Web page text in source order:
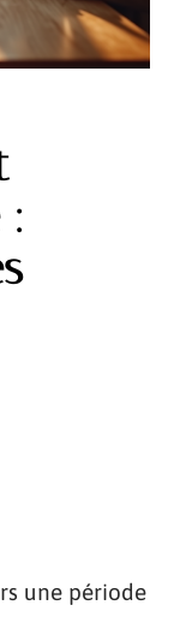
:
une période